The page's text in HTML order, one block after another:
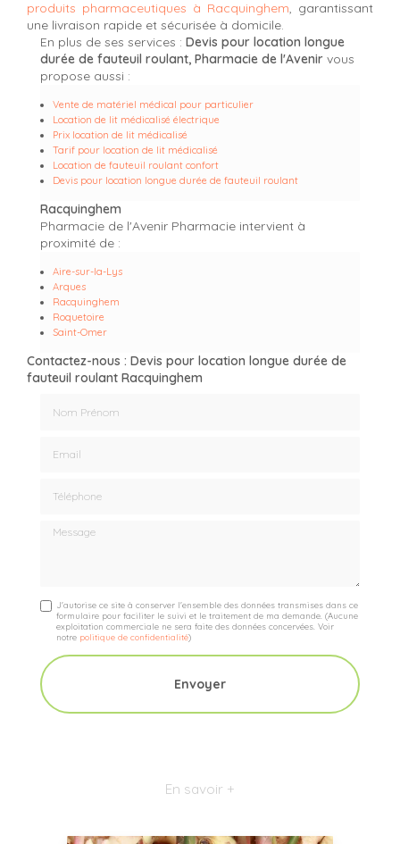
produits pharmaceutiques à Racquinghem, garantissant
une livraison rapide et sécurisée à domicile.
En plus de ses services : Devis pour location longue
durée de fauteuil roulant, Pharmacie de l'Avenir vous
propose aussi :
Vente de matériel médical pour particulier
Location de lit médicalisé électrique
Prix location de lit médicalisé
Tarif pour location de lit médicalisé
Location de fauteuil roulant confort
Devis pour location longue durée de fauteuil roulant
Racquinghem
Pharmacie de l'Avenir Pharmacie intervient à
proximité de :
Aire-sur-la-Lys
Arques
Racquinghem
Roquetoire
Saint-Omer
Contactez-nous : Devis pour location longue durée de
fauteuil roulant Racquinghem
Message
J'autorise ce site à conserver l'ensemble des données transmises dans ce
formulaire pour faciliter le suivi et le traitement de ma demande.(Aucune
exploitation commerciale ne sera faite des données concervées. Voir
notre politique de confidentialité)
En savoir +